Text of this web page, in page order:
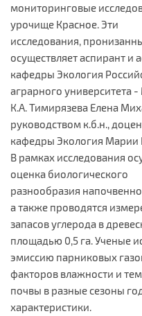
мониторинговые
урочище Красное. Эти
исследования,
осуществляет аспирант и
кафедры Экология
аграрного университета
К.А. Тимирязева Елена
руководством к.б.н.,
кафедры Экология Марии
В рамках исследования
оценка биологического
разнообразия
а также проводятся
запасов углерода в
площадью 0,5 га. Ученые
эмиссию парниковых
факторов влажности и
почвы в разные сезоны
характеристики.